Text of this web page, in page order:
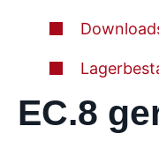
EC.8